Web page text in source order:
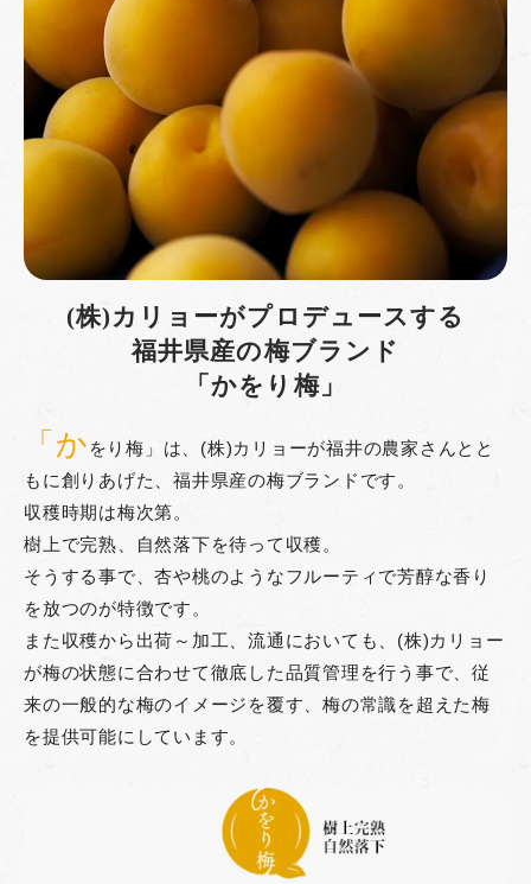
(株)カリョーがプロデュースする
福井県産の梅ブランド
「かをり梅」
「か をり梅」は、(株)カリョーが福井の農家さんとと
もに創りあげた、福井県産の梅ブランドです。
収穫時期は梅次第。
樹上で完熟、自然落下を待って収穫。
そうする事で、杏や桃のようなフルーティで芳醇な香り
を放つのが特徴です。
また収穫から出荷～加工、流通においても、(株)カリョー
が梅の状態に合わせて徹底した品質管理を行う事で、従
来の一般的な梅のイメージを覆す、梅の常識を超えた梅
を提供可能にしています。